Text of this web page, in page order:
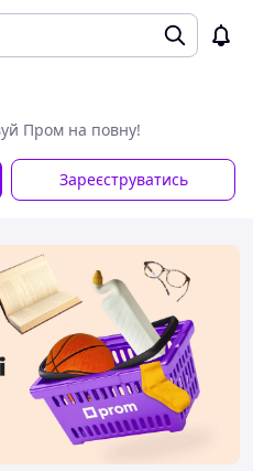
Пром на повну!
Зареєструватись